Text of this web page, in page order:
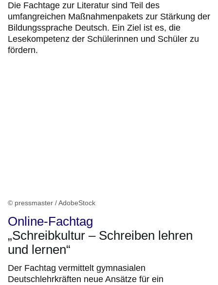
Die Fachtage zur Literatur sind Teil des
umfangreichen Maßnahmenpakets zur Stärkung der
Bildungssprache Deutsch. Ein Ziel ist es, die
Lesekompetenz der Schülerinnen und Schüler zu
fördern.
© pressmaster / AdobeStock
Online-Fachtag
„Schreibkultur – Schreiben lehren
und lernen“
Der Fachtag vermittelt gymnasialen
Deutschlehrkräften neue Ansätze für ein